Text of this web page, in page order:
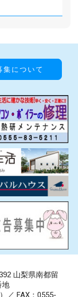
集について
山梨県南都留
地
／ FAX：0555-